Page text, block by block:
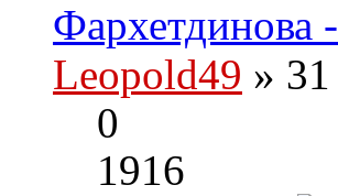
Фархетдинова
Leopold49 »
0
1916